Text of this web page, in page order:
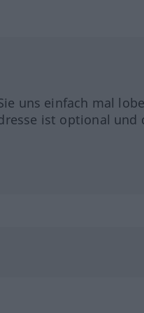
uns einfach mal
ist optional und